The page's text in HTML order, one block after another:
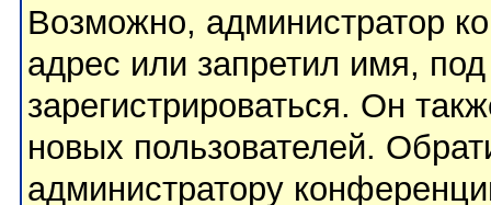
Возможно, администратор
адрес или запретил имя,
зарегистрироваться. Он
новых пользователей.
администратору